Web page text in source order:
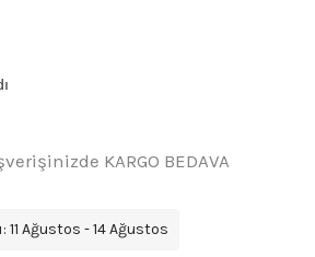
KARGO BEDAVA
11 Ağustos - 14 Ağustos